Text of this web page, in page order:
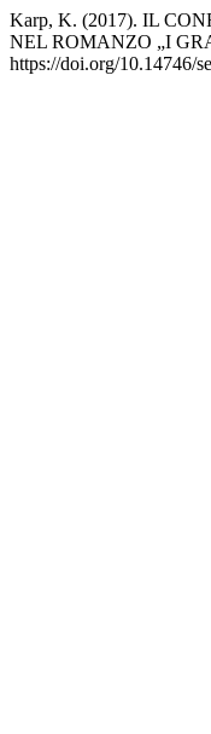
Karp, K. (2017). IL
NEL ROMANZO „I
https://doi.org/10.14746/